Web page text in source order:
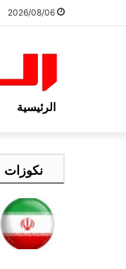
الرئيسية
نكوزات